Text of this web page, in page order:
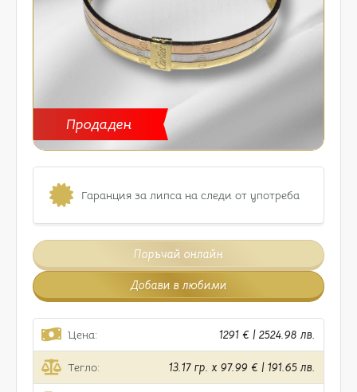
Продаден
Гаранция за липса на следи от употреба
Поръчай онлайн
Добави в любими
Цена: 1291 € | 2524.98 лв.
Тегло: 13.17 гр. x 97.99 € | 191.65 лв.